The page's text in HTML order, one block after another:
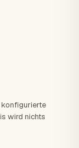
wird nichts